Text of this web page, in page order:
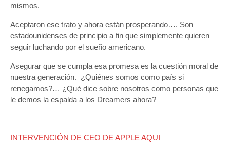
mismos.
Aceptaron ese trato y ahora están prosperando…. Son
estadounidenses de principio a fin que simplemente quieren
seguir luchando por el sueño americano.
Asegurar que se cumpla esa promesa es la cuestión moral de
nuestra generación. ¿Quiénes somos como paí­s si
renegamos?… ¿Qué dice sobre nosotros como personas que
le demos la espalda a los Dreamers ahora?
INTERVENCIÓN DE CEO DE APPLE AQUI